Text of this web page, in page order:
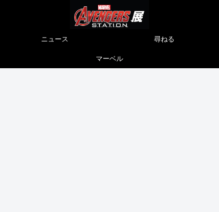
ニュース 尋ねる
マーベル